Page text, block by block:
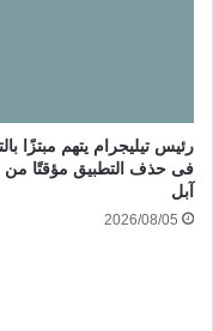
رئيس تيليجرام يتهم مبتزًا
فى حذف التطبيق مؤقتًا من
آبل
2026/08/05